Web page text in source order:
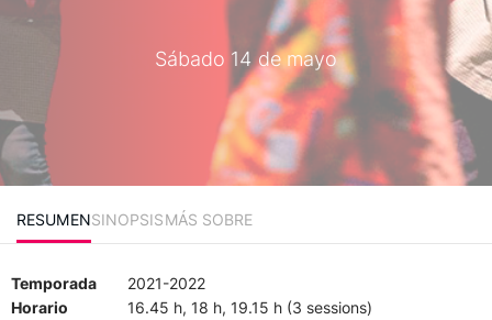
Sábado 14 de mayo
RESUMENSINOPSISMÁS SOBRE
Temporada
2021-2022
Horario
16.45 h, 18 h, 19.15 h (3 sessions)